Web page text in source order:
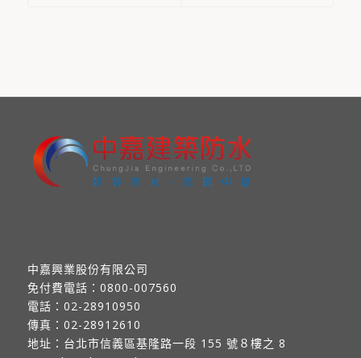
中嘉興業股份有限公司
免付費電話： 0800-007560
電話： 02-28910950
傳真： 02-28912610
地址： 台北市信義區基隆路一段 155 號８樓之 8